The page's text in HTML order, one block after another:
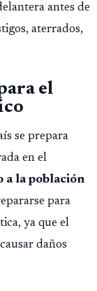
antes de
aterrados,
el
se prepara
en el
a la población
para
ya que el
daños